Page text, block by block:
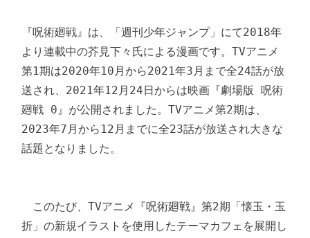
『呪術廻戦』は、「週刊少年ジャンプ」にて2018年
より連載中の芥見下々氏による漫画です。TVアニメ
第1期は2020年10月から2021年3月まで全24話が放
送され、2021年12月24日からは映画『劇場版 呪術
廻戦 0』が公開されました。TVアニメ第2期は、
2023年7月から12月までに全23話が放送され大きな
話題となりました。
このたび、TVアニメ『呪術廻戦』第2期「懐玉・玉
折」の新規イラストを使用したテーマカフェを展開し